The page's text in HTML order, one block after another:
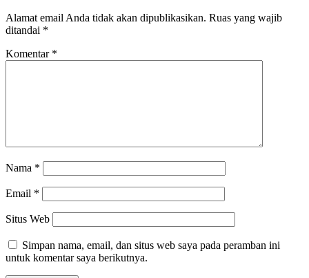
Alamat email Anda tidak akan dipublikasikan. Ruas yang wajib
ditandai *
Komentar *
Nama *
Email *
Situs Web
Simpan nama, email, dan situs web saya pada peramban ini
untuk komentar saya berikutnya.